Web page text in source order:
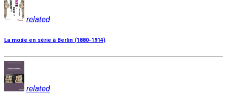
related
La mode en série à Berlin (1880-1914)
related